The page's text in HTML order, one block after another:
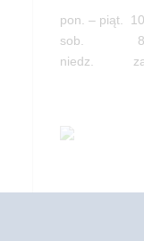
pon. – piąt.
sob. 8.00
niedz.